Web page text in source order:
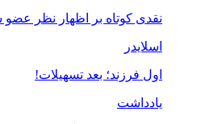
نقدی کوتاه بر اظهار نظر
اسلایدر
اول فرزند؛ بعد تسهیلات!
یادداشت